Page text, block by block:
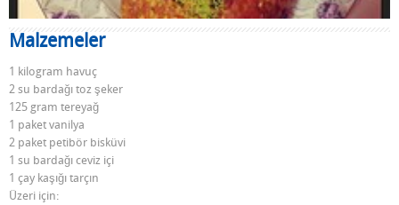
Malzemeler
1 kilogram havuç
2 su bardağı toz şeker
125 gram tereyağ
1 paket vanilya
2 paket petibör bisküvi
1 su bardağı ceviz içi
1 çay kaşığı tarçın
Üzeri için: